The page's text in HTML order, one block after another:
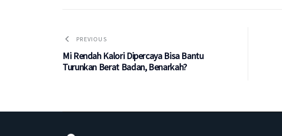
PREVIOUS
Mi Rendah Kalori Dipercaya Bisa Bantu
Turunkan Berat Badan, Benarkah?